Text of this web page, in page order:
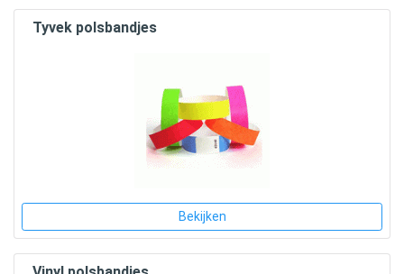
Tyvek polsbandjes
Bekijken